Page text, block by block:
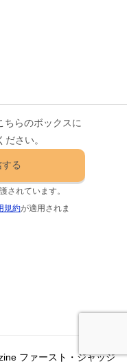
ちらのボックスに
さい。
されています。
規約が適用されま
ファースト・ジャッジ